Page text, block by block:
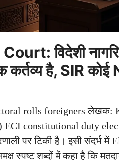
विदेशी
कर्तव्य है, SIR कोई
rolls foreigners लेखक:
ECI constitutional duty
पर टिकी है। इसी
स्पष्ट शब्दों में कहा है कि